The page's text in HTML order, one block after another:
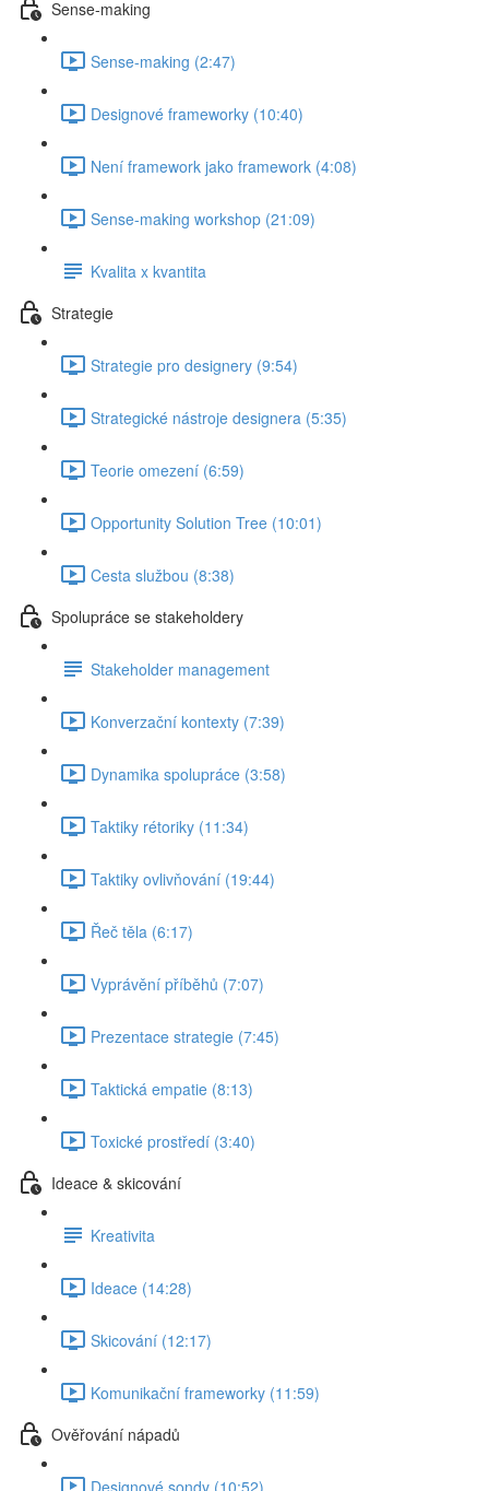
Sense-making
Sense-making (2:47)
Designové frameworky (10:40)
Není framework jako framework (4:08)
Sense-making workshop (21:09)
Kvalita x kvantita
Strategie
Strategie pro designery (9:54)
Strategické nástroje designera (5:35)
Teorie omezení (6:59)
Opportunity Solution Tree (10:01)
Cesta službou (8:38)
Spolupráce se stakeholdery
Stakeholder management
Konverzační kontexty (7:39)
Dynamika spolupráce (3:58)
Taktiky rétoriky (11:34)
Taktiky ovlivňování (19:44)
Řeč těla (6:17)
Vyprávění příběhů (7:07)
Prezentace strategie (7:45)
Taktická empatie (8:13)
Toxické prostředí (3:40)
Ideace & skicování
Kreativita
Ideace (14:28)
Skicování (12:17)
Komunikační frameworky (11:59)
Ověřování nápadů
Designové sondy (10:52)